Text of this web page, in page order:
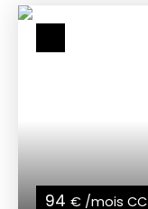
94 € /mois CC